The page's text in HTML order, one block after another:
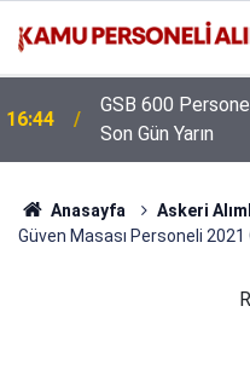
16:44
GSB 600
Son Gün Yarın
Anasayfa Askeri
Güven Masası Personeli 2021